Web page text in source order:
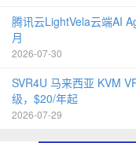
腾讯云LightVela云端AI
月
2026-07-30
SVR4U 马来西亚 KVM
级，$20/年起
2026-07-29